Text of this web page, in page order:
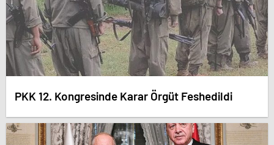
PKK 12. Kongresinde Karar Örgüt Feshedildi